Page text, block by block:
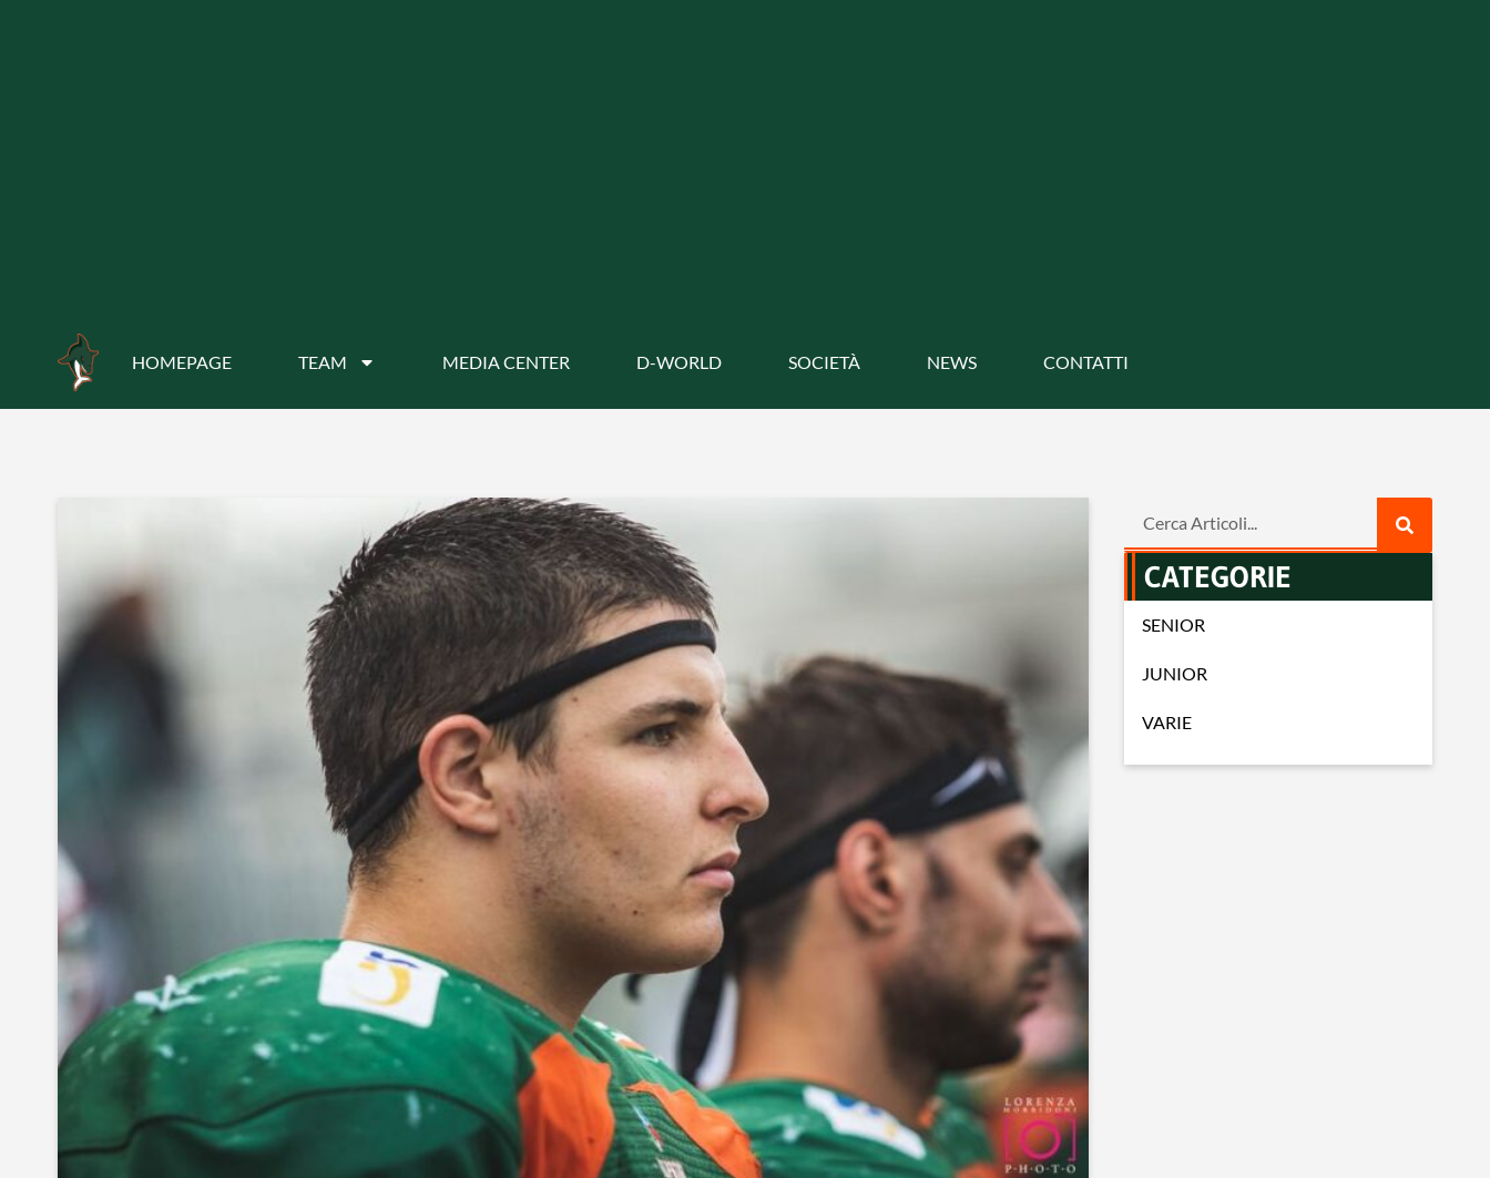
HOMEPAGE TEAM MEDIA CENTER D-WORLD SOCIETÀ NEWS CONTATTI
CATEGORIE
SENIOR
JUNIOR
VARIE